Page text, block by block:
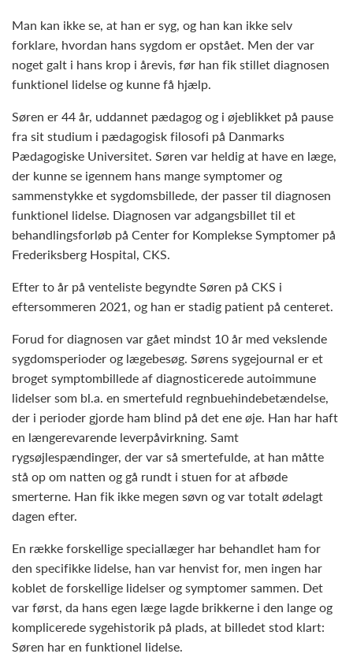
Man kan ikke se, at han er syg, og han kan ikke selv
forklare, hvordan hans sygdom er opstået. Men der var
noget galt i hans krop i årevis, før han fik stillet diagnosen
funktionel lidelse og kunne få hjælp.
Søren er 44 år, uddannet pædagog og i øjeblikket på pause
fra sit studium i pædagogisk filosofi på Danmarks
Pædagogiske Universitet. Søren var heldig at have en læge,
der kunne se igennem hans mange symptomer og
sammenstykke et sygdomsbillede, der passer til diagnosen
funktionel lidelse. Diagnosen var adgangsbillet til et
behandlingsforløb på Center for Komplekse Symptomer på
Frederiksberg Hospital, CKS.
Efter to år på venteliste begyndte Søren på CKS i
eftersommeren 2021, og han er stadig patient på centeret.
Forud for diagnosen var gået mindst 10 år med vekslende
sygdomsperioder og lægebesøg. Sørens sygejournal er et
broget symptombillede af diagnosticerede autoimmune
lidelser som bl.a. en smertefuld regnbuehindebetændelse,
der i perioder gjorde ham blind på det ene øje. Han har haft
en længerevarende leverpåvirkning. Samt
rygsøjlespændinger, der var så smertefulde, at han måtte
stå op om natten og gå rundt i stuen for at afbøde
smerterne. Han fik ikke megen søvn og var totalt ødelagt
dagen efter.
En række forskellige speciallæger har behandlet ham for
den specifikke lidelse, han var henvist for, men ingen har
koblet de forskellige lidelser og symptomer sammen. Det
var først, da hans egen læge lagde brikkerne i den lange og
komplicerede sygehistorik på plads, at billedet stod klart:
Søren har en funktionel lidelse.